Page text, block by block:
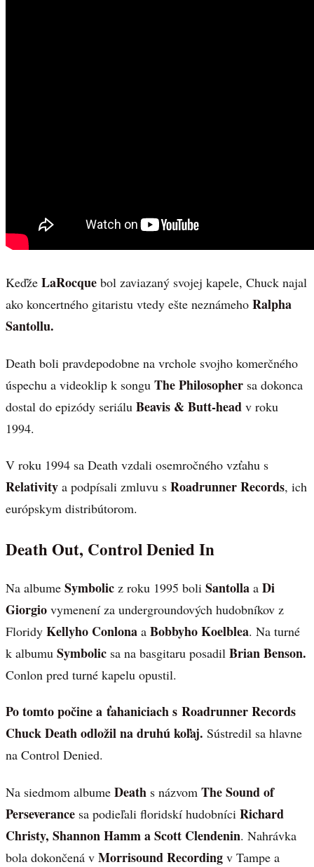
Keďže LaRocque bol zaviazaný svojej kapele, Chuck najal
ako koncertného gitaristu vtedy ešte neznámeho Ralpha
Santollu.
Death boli pravdepodobne na vrchole svojho komerčného
úspechu a videoklip k songu The Philosopher sa dokonca
dostal do epizódy seriálu Beavis & Butt-head v roku
1994.
V roku 1994 sa Death vzdali osemročného vzťahu s
Relativity a podpísali zmluvu s Roadrunner Records, ich
európskym distribútorom.
Death Out, Control Denied In
Na albume Symbolic z roku 1995 boli Santolla a Di
Giorgio vymenení za undergroundových hudobníkov z
Floridy Kellyho Conlona a Bobbyho Koelblea. Na turné
k albumu Symbolic sa na basgitaru posadil Brian Benson.
Conlon pred turné kapelu opustil.
Po tomto počine a ťahaniciach s Roadrunner Records
Chuck Death odložil na druhú koľaj. Sústredil sa hlavne
na Control Denied.
Na siedmom albume Death s názvom The Sound of
Perseverance sa podieľali floridskí hudobníci Richard
Christy, Shannon Hamm a Scott Clendenin. Nahrávka
bola dokončená v Morrisound Recording v Tampe a